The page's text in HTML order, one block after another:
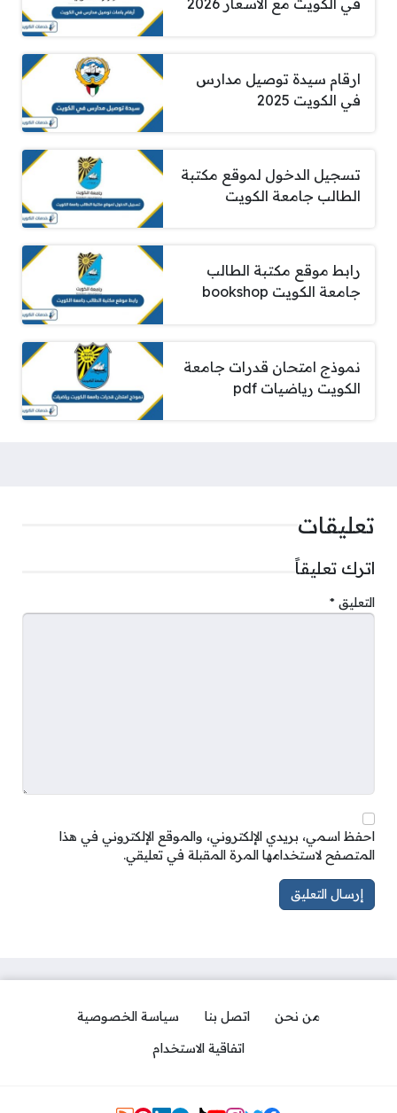
في الكويت مع الاسعار 2026
ارقام سيدة توصيل مدارس
في الكويت 2025
تسجيل الدخول لموقع مكتبة
الطالب جامعة الكويت
رابط موقع مكتبة الطالب
جامعة الكويت bookshop
نموذج امتحان قدرات جامعة
الكويت رياضيات pdf
تعليقات
اترك تعليقاً
التعليق *
احفظ اسمي، بريدي الإلكتروني، والموقع الإلكتروني في هذا
المتصفح لاستخدامها المرة المقبلة في تعليقي.
من نحن اتصل بنا
سياسة الخصوصية
اتفاقية الاستخدام